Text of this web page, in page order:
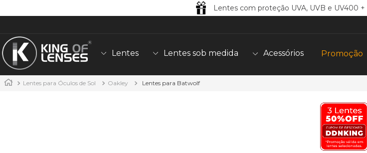
Lentes com proteção UVA, UVB e UV400
Lentes Lentes sob medida Acessórios Promoção
Lentes para Óculos de Sol Oakley Lentes para Batwolf